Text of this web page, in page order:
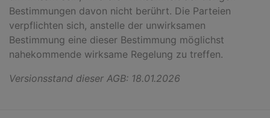
Bestimmungen davon nicht berührt. Die Parteien
verpflichten sich, anstelle der unwirksamen
Bestimmung eine dieser Bestimmung möglichst
nahekommende wirksame Regelung zu treffen.
Versionsstand dieser AGB: 18.01.2026